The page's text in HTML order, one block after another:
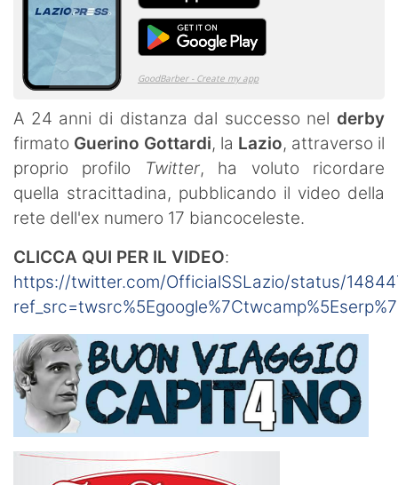
A 24 anni di distanza dal successo nel derby
firmato Guerino Gottardi, la Lazio, attraverso il
proprio profilo Twitter, ha voluto ricordare
quella stracittadina, pubblicando il video della
rete dell'ex numero 17 biancoceleste.
CLICCA QUI PER IL VIDEO:
https://twitter.com/OfficialSSLazio/status/